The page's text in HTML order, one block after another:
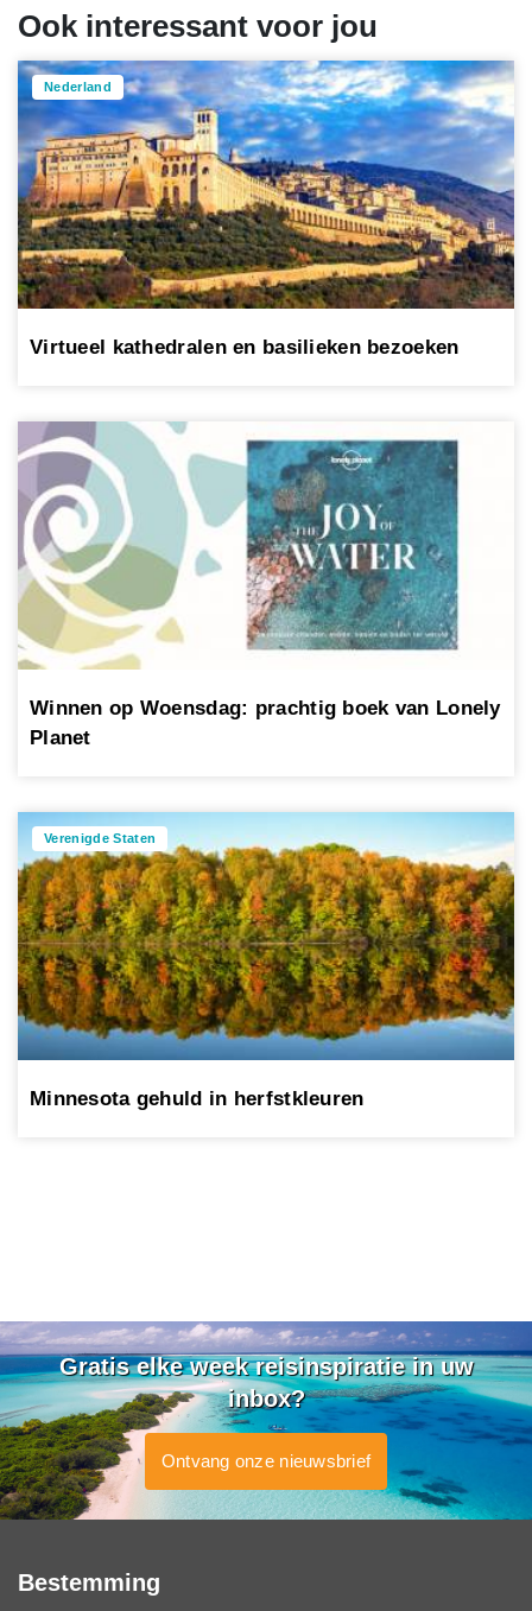
Ook interessant voor jou
Nederland
Virtueel kathedralen en basilieken bezoeken
Winnen op Woensdag: prachtig boek van Lonely
Planet
Verenigde Staten
Minnesota gehuld in herfstkleuren
Gratis elke week reisinspiratie in uw
inbox?
Ontvang onze nieuwsbrief
Bestemming